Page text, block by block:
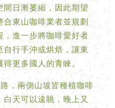
日漸萎縮，因此期望
東山咖啡業者並規劃
，進一步將咖啡愛好者
行手沖或烘焙，讓東
更多國人的青睞。
，兩側山坡皆種植咖啡
天可以遠眺，晚上又